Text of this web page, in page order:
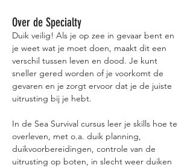
Over de Specialty
Duik veilig! Als je op zee in gevaar bent en
je weet wat je moet doen, maakt dit een
verschil tussen leven en dood. Je kunt
sneller gered worden of je voorkomt de
gevaren en je zorgt ervoor dat je de juiste
uitrusting bij je hebt.
In de Sea Survival cursus leer je skills hoe te
overleven, met o.a. duik planning,
duikvoorbereidingen, controle van de
uitrusting op boten, in slecht weer duiken